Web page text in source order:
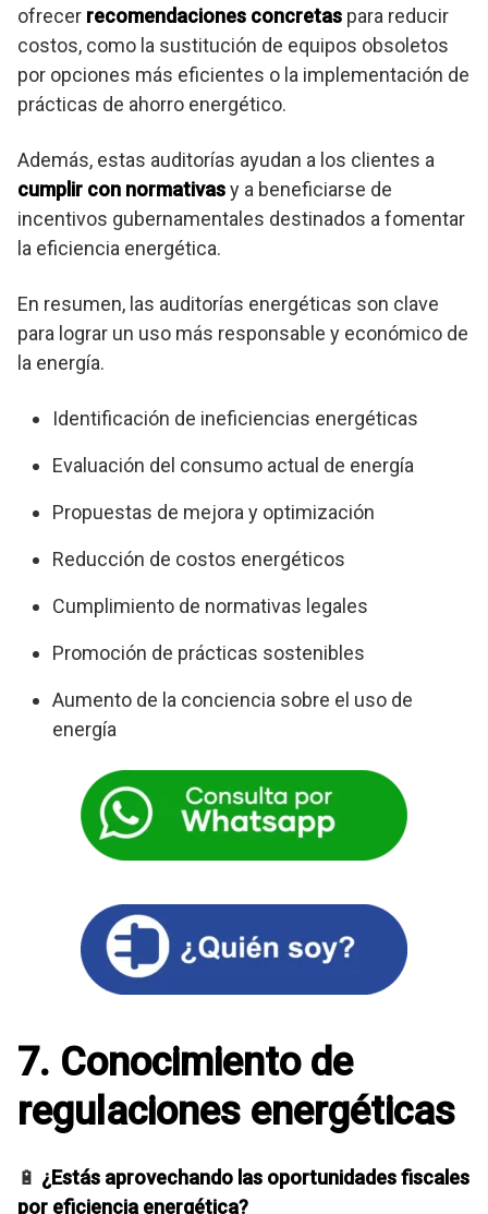
ofrecer recomendaciones concretas para reducir
costos, como la sustitución de equipos obsoletos
por opciones más eficientes o la implementación de
prácticas de ahorro energético.
Además, estas auditorías ayudan a los clientes a
cumplir con normativasy a beneficiarse de
incentivos gubernamentales destinados a fomentar
la eficiencia energética.
En resumen, las auditorías energéticas son clave
para lograr un uso más responsable y económico de
la energía.
Identificación de ineficiencias energéticas
Evaluación del consumo actual de energía
Propuestas de mejora y optimización
Reducción de costos energéticos
Cumplimiento de normativas legales
Promoción de prácticas sostenibles
Aumento de la conciencia sobre el uso de
energía
7. Conocimiento de
regulaciones energéticas
🔋 ¿Estás aprovechando las oportunidades fiscales
por eficiencia energética?